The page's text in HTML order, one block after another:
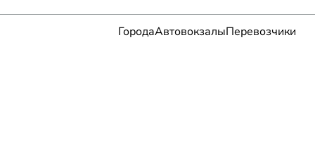
ГородаАвтовокзалыПеревозчики